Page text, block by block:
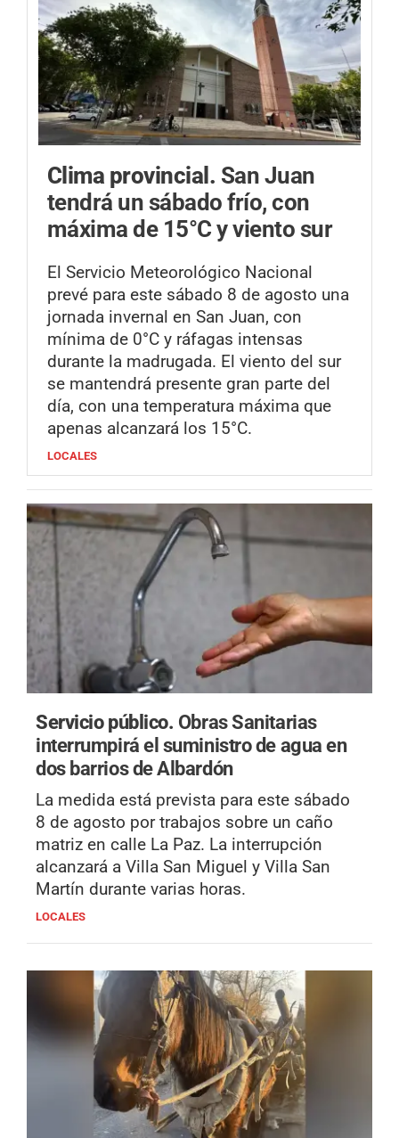
Clima provincial. San Juan
tendrá un sábado frío, con
máxima de 15°C y viento sur
El Servicio Meteorológico Nacional
prevé para este sábado 8 de agosto una
jornada invernal en San Juan, con
mínima de 0°C y ráfagas intensas
durante la madrugada. El viento del sur
se mantendrá presente gran parte del
día, con una temperatura máxima que
apenas alcanzará los 15°C.
LOCALES
Servicio público. Obras Sanitarias
interrumpirá el suministro de agua en
dos barrios de Albardón
La medida está prevista para este sábado
8 de agosto por trabajos sobre un caño
matriz en calle La Paz. La interrupción
alcanzará a Villa San Miguel y Villa San
Martín durante varias horas.
LOCALES